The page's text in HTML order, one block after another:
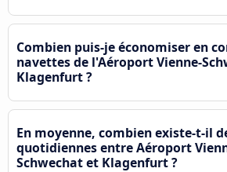
Combien puis-je économiser en
navettes de l'Aéroport Vienne-
Klagenfurt ?
En moyenne, combien existe-t-il
quotidiennes entre Aéroport
Schwechat et Klagenfurt ?